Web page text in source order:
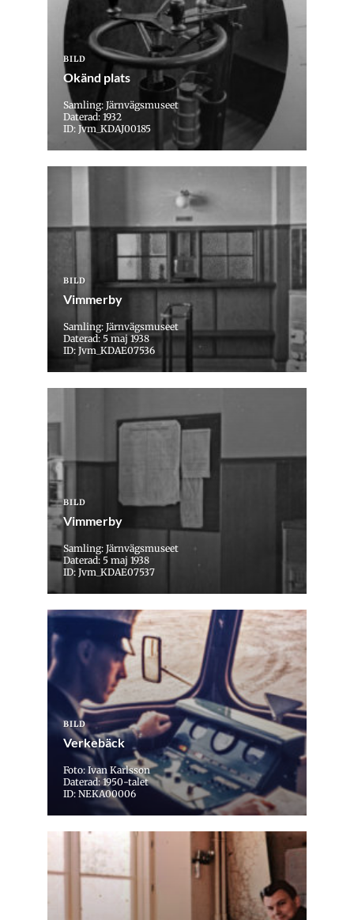
BILD
Okänd plats
Samling: Järnvägsmuseet
Daterad: 1932
ID: Jvm_KDAJ00185
BILD
Vimmerby
Samling: Järnvägsmuseet
Daterad: 5 maj 1938
ID: Jvm_KDAE07536
BILD
Vimmerby
Samling: Järnvägsmuseet
Daterad: 5 maj 1938
ID: Jvm_KDAE07537
BILD
Verkebäck
Foto: Ivan Karlsson
Daterad: 1950-talet
ID: NEKA00006